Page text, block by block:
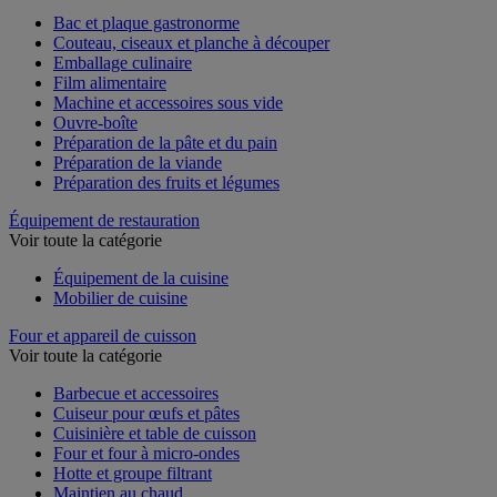
Bac et plaque gastronorme
Couteau, ciseaux et planche à découper
Emballage culinaire
Film alimentaire
Machine et accessoires sous vide
Ouvre-boîte
Préparation de la pâte et du pain
Préparation de la viande
Équipement de restauration
Équipement de la cuisine
Four et appareil de cuisson
Barbecue et accessoires
Cuiseur pour œufs et pâtes
Cuisinière et table de cuisson
Four et four à micro-ondes
Hotte et groupe filtrant